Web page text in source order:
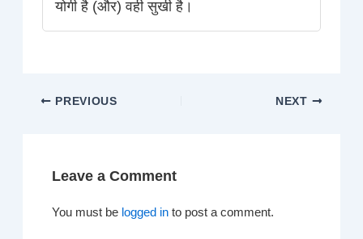
योगी है (और) वही सुखी है।
PREVIOUS NEXT
Leave a Comment
You must be logged in to post a comment.